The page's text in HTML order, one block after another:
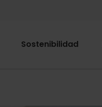
Sostenibilidad